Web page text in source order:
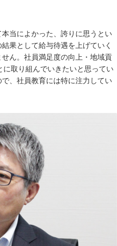
当によかった、誇りに思うとい
果として給与待遇を上げていく
ん。社員満足度の向上・地域貢
取り組んでいきたいと思ってい
、社員教育には特に注力してい